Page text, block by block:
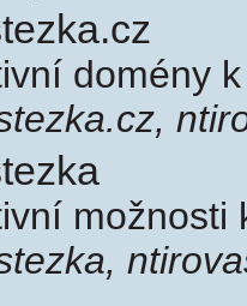
domény
možnosti